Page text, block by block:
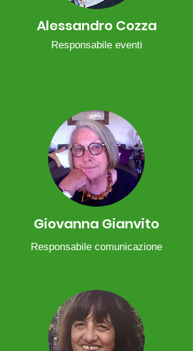
Alessandro Cozza
Responsabile eventi
Giovanna Gianvito
Responsabile comunicazione